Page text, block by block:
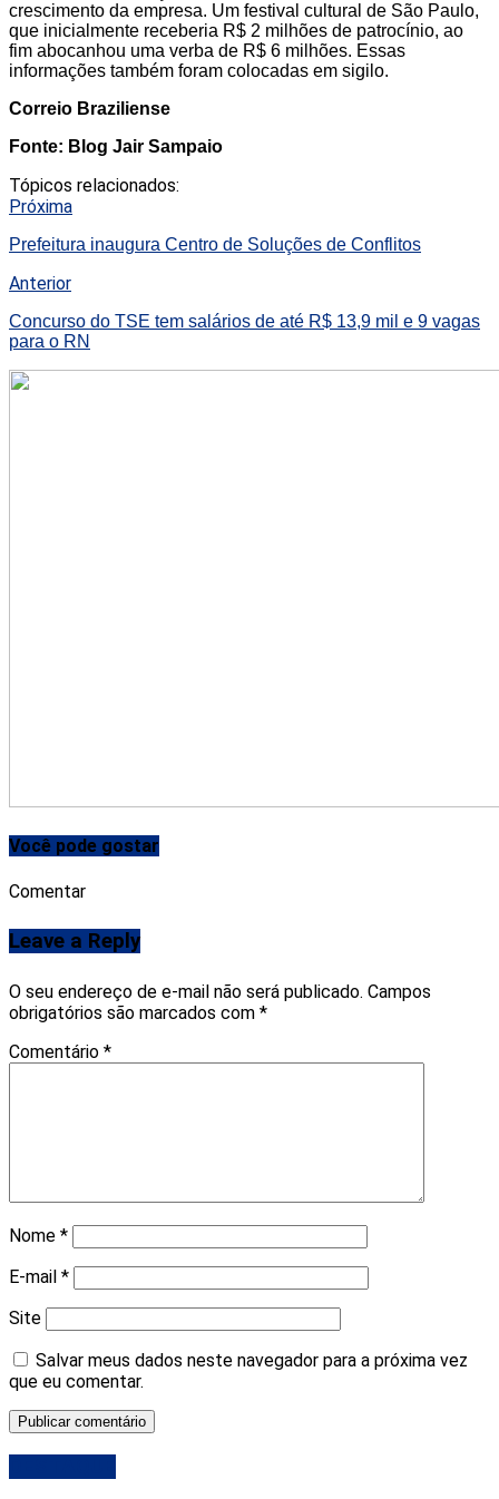
crescimento da empresa. Um festival cultural de São Paulo,
que inicialmente receberia R$ 2 milhões de patrocínio, ao
fim abocanhou uma verba de R$ 6 milhões. Essas
informações também foram colocadas em sigilo.
Correio Braziliense
Fonte: Blog Jair Sampaio
Tópicos relacionados:
Próxima
Prefeitura inaugura Centro de Soluções de Conflitos
Anterior
Concurso do TSE tem salários de até R$ 13,9 mil e 9 vagas
para o RN
Você pode gostar
Comentar
Leave a Reply
O seu endereço de e-mail não será publicado. Campos
obrigatórios são marcados com *
Comentário *
Nome *
E-mail *
Site
Salvar meus dados neste navegador para a próxima vez
que eu comentar.